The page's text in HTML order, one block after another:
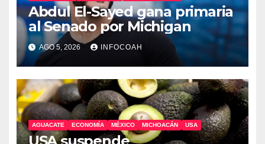
Abdul El-Sayed gana primaria
al Senado por Michigan
AGO 5, 2026 INFOCOAH
AGUACATE ECONOMÍA MÉXICO MICHOACÁN USA
USA suspende